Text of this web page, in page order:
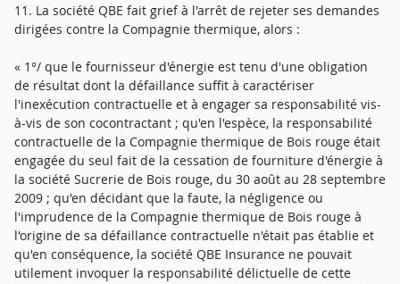
11. La société QBE fait grief à l'arrêt de rejeter ses demandes
dirigées contre la Compagnie thermique, alors :
« 1°/ que le fournisseur d'énergie est tenu d'une obligation
de résultat dont la défaillance suffit à caractériser
l'inexécution contractuelle et à engager sa responsabilité vis-
à-vis de son cocontractant ; qu'en l'espèce, la responsabilité
contractuelle de la Compagnie thermique de Bois rouge était
engagée du seul fait de la cessation de fourniture d'énergie à
la société Sucrerie de Bois rouge, du 30 août au 28 septembre
2009 ; qu'en décidant que la faute, la négligence ou
l'imprudence de la Compagnie thermique de Bois rouge à
l'origine de sa défaillance contractuelle n'était pas établie et
qu'en conséquence, la société QBE Insurance ne pouvait
utilement invoquer la responsabilité délictuelle de cette